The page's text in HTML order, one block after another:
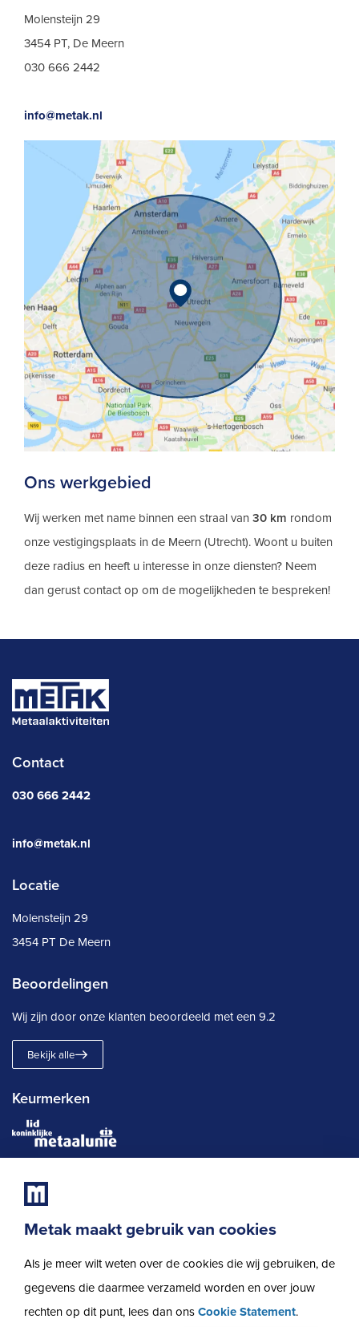
Metak maakt gebruik van cookies
Als je meer wilt weten over de cookies die wij gebruiken, de
gegevens die daarmee verzameld worden en over jouw
rechten op dit punt, lees dan onsCookie Statement.
Molensteijn 29
3454 PT, De Meern
030 666 2442
info@metak.nl
Ons werkgebied
Wij werken met name binnen een straal van30 km rondom
onze vestigingsplaats in de Meern (Utrecht). Woont u buiten
deze radius en heeft u interesse in onze diensten? Neem
dan gerust contact op om de mogelijkheden te bespreken!
Contact
030 666 2442
info@metak.nl
Locatie
Molensteijn 29
3454 PT De Meern
Beoordelingen
Wij zijn door onze klanten beoordeeld met een9.2
Bekijk alle
Keurmerken
Privacybeleid
Cookies